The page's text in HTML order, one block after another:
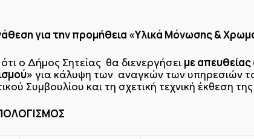
για την προμήθεια «Υλικά Μόνωσης &
ο Δήμος Σητείας θα διενεργήσει με
για κάλυψη των αναγκών των υπηρεσιών
Συμβουλίου και τη σχετική τεχνική έκθεση